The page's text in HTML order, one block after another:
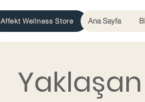
Affekt Wellness Store Ana Sayfa
Yaklaşan